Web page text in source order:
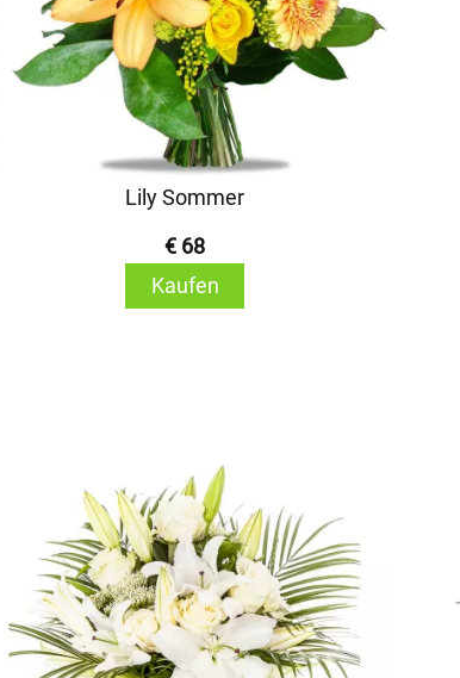
Lily Sommer
€ 68
Kaufen